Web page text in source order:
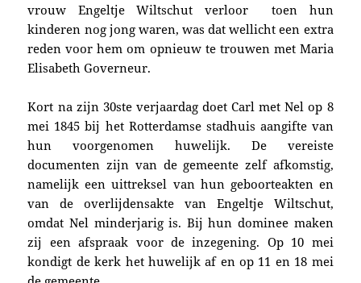
vrouw Engeltje Wiltschut verloor toen hun
kinderen nog jong waren, was datwellicht een extra
reden voor hem om opnieuw te trouwen met Maria
Elisabeth Governeur.
Kort na zijn 30ste verjaardag doet Carl met Nel op 8
mei 1845 bij het Rotterdamse stadhuis aangifte van
hun voorgenomen huwelijk. De vereiste
documenten zijn van de gemeente zelf afkomstig,
namelijk een uittreksel van hun geboorteakten en
vande overlijdensakte van Engeltje Wiltschut,
omdat Nel minderjarig is. Bij hun dominee maken
zij een afspraak voor de inzegening. Op 10 mei
kondigt dekerk het huwelijk af en op 11 en 18 mei